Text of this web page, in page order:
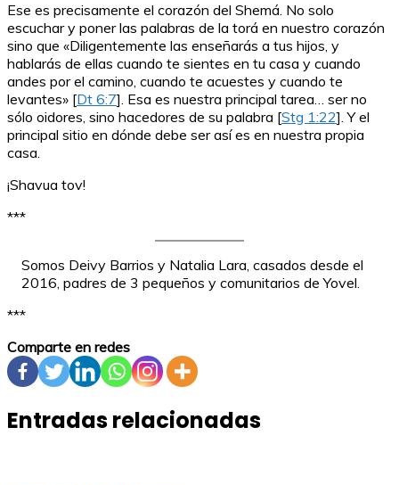
Ese es precisamente el corazón del Shemá. No solo
escuchar y poner las palabras de la torá en nuestro corazón
sino que «Diligentemente las enseñarás a tus hijos, y
hablarás de ellas cuando te sientes en tu casa y cuando
andes por el camino, cuando te acuestes y cuando te
levantes» [Dt 6:7]. Esa es nuestra principal tarea… ser no
sólo oidores, sino hacedores de su palabra [Stg 1:22]. Y el
principal sitio en dónde debe ser así es en nuestra propia
casa.
¡Shavua tov!
***
Somos Deivy Barrios y Natalia Lara, casados desde el
2016, padres de 3 pequeños y comunitarios de Yovel.
***
Comparte en redes
Entradas relacionadas